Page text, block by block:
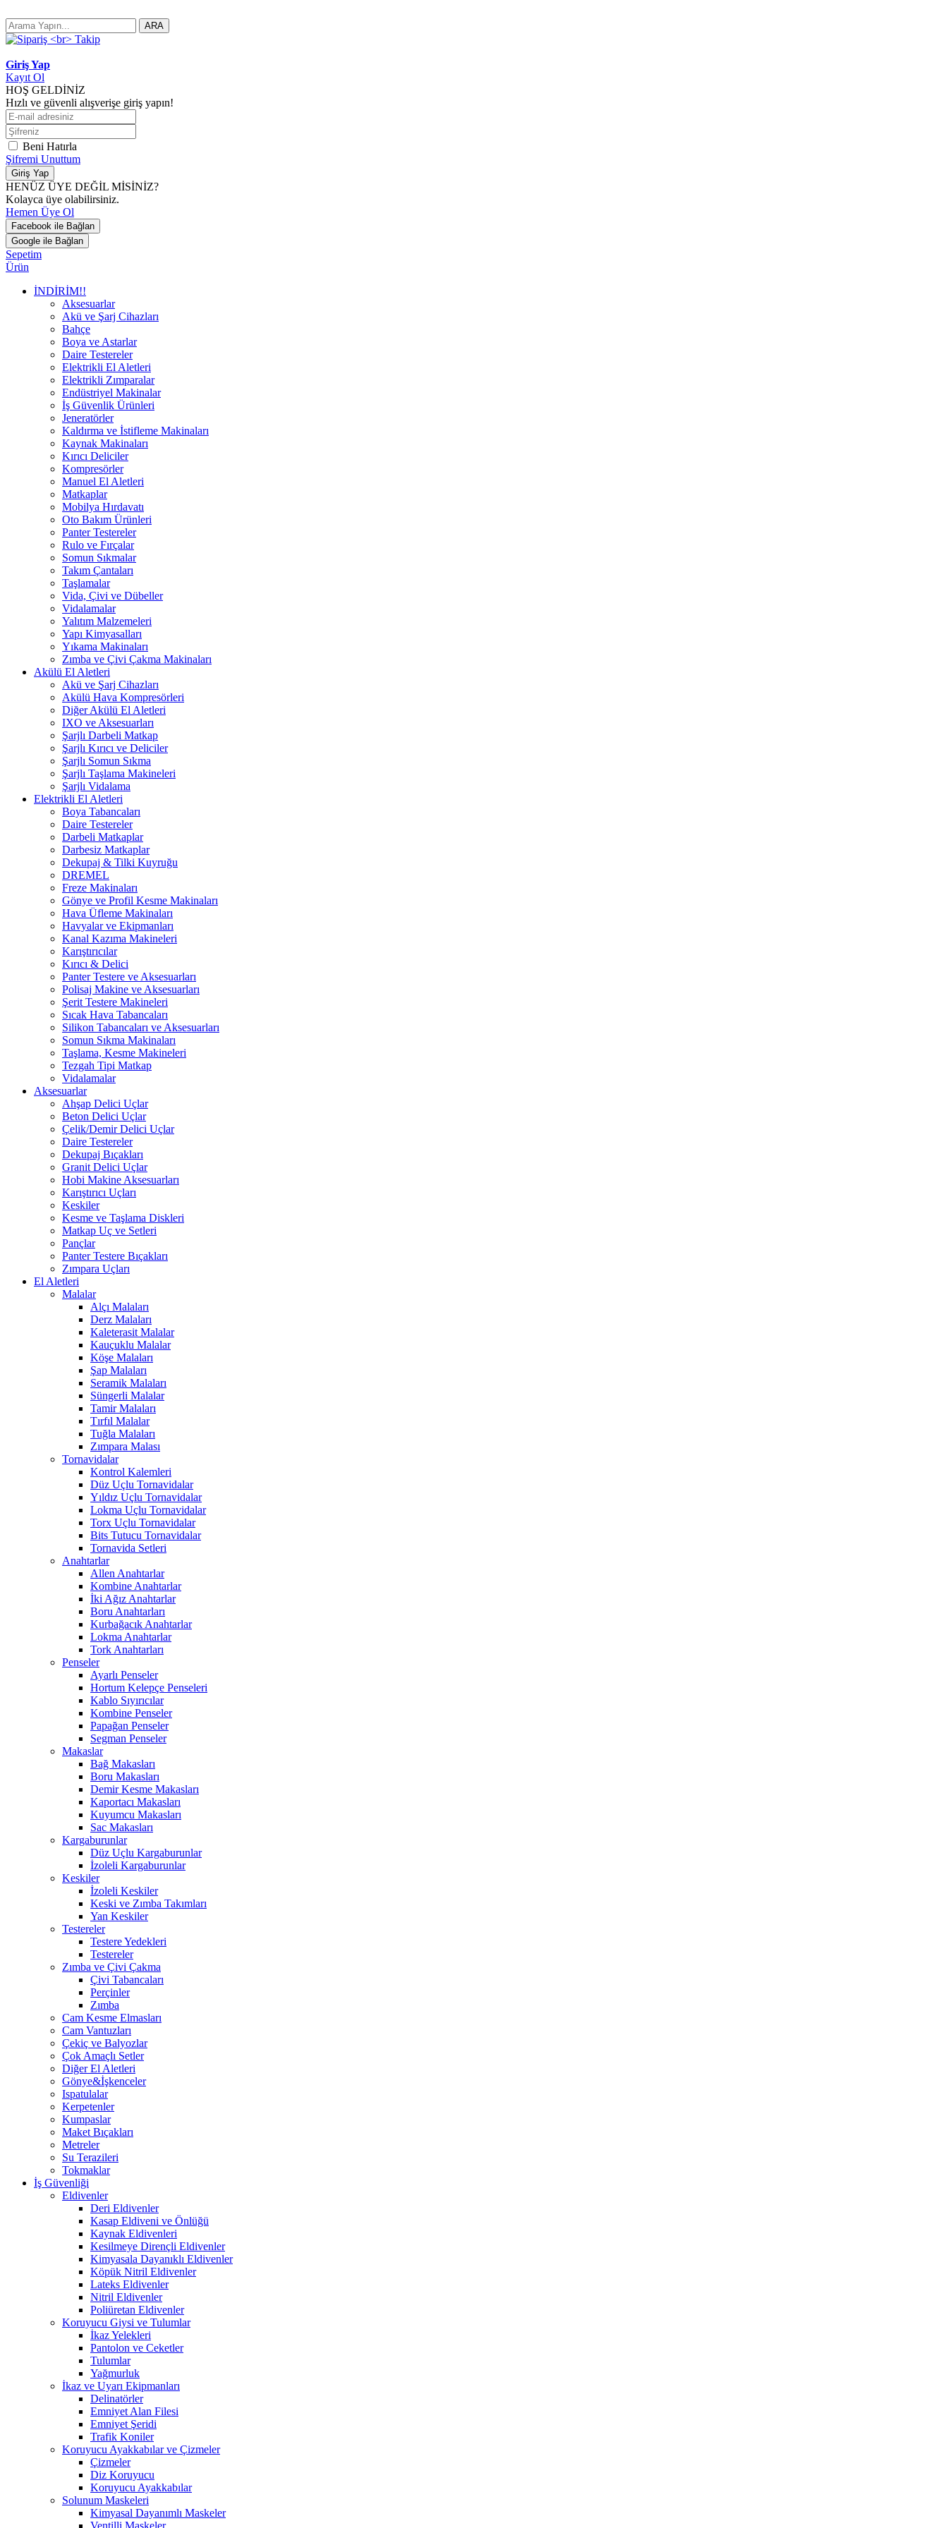
ARA
Giriş Yap
Kayıt Ol
HOŞ GELDİNİZ
Hızlı ve güvenli alışverişe giriş yapın!
Beni Hatırla
Şifremi Unuttum
Giriş Yap
HENÜZ ÜYE DEĞİL MİSİNİZ?
Kolayca üye olabilirsiniz.
Hemen Üye Ol
Facebook ile Bağlan
Google ile Bağlan
Sepetim
Ürün
İNDİRİM!!
Aksesuarlar
Akü ve Şarj Cihazları
Bahçe
Boya ve Astarlar
Daire Testereler
Elektrikli El Aletleri
Elektrikli Zımparalar
Endüstriyel Makinalar
İş Güvenlik Ürünleri
Jeneratörler
Kaldırma ve İstifleme Makinaları
Kaynak Makinaları
Kırıcı Deliciler
Kompresörler
Manuel El Aletleri
Matkaplar
Mobilya Hırdavatı
Oto Bakım Ürünleri
Panter Testereler
Rulo ve Fırçalar
Somun Sıkmalar
Takım Çantaları
Taşlamalar
Vida, Çivi ve Dübeller
Vidalamalar
Yalıtım Malzemeleri
Yapı Kimyasalları
Yıkama Makinaları
Zımba ve Çivi Çakma Makinaları
Akülü El Aletleri
Akü ve Şarj Cihazları
Akülü Hava Kompresörleri
Diğer Akülü El Aletleri
IXO ve Aksesuarları
Şarjlı Darbeli Matkap
Şarjlı Kırıcı ve Deliciler
Şarjlı Somun Sıkma
Şarjlı Taşlama Makineleri
Şarjlı Vidalama
Elektrikli El Aletleri
Boya Tabancaları
Daire Testereler
Darbeli Matkaplar
Darbesiz Matkaplar
Dekupaj & Tilki Kuyruğu
DREMEL
Freze Makinaları
Gönye ve Profil Kesme Makinaları
Hava Üfleme Makinaları
Havyalar ve Ekipmanları
Kanal Kazıma Makineleri
Karıştırıcılar
Kırıcı & Delici
Panter Testere ve Aksesuarları
Polisaj Makine ve Aksesuarları
Şerit Testere Makineleri
Sıcak Hava Tabancaları
Silikon Tabancaları ve Aksesuarları
Somun Sıkma Makinaları
Taşlama, Kesme Makineleri
Tezgah Tipi Matkap
Vidalamalar
Aksesuarlar
Ahşap Delici Uçlar
Beton Delici Uçlar
Çelik/Demir Delici Uçlar
Daire Testereler
Dekupaj Bıçakları
Granit Delici Uçlar
Hobi Makine Aksesuarları
Karıştırıcı Uçları
Keskiler
Kesme ve Taşlama Diskleri
Matkap Uç ve Setleri
Pançlar
Panter Testere Bıçakları
Zımpara Uçları
El Aletleri
Malalar
Alçı Malaları
Derz Malaları
Kaleterasit Malalar
Kauçuklu Malalar
Köşe Malaları
Şap Malaları
Seramik Malaları
Süngerli Malalar
Tamir Malaları
Tırfıl Malalar
Tuğla Malaları
Zımpara Malası
Tornavidalar
Kontrol Kalemleri
Düz Uçlu Tornavidalar
Yıldız Uçlu Tornavidalar
Lokma Uçlu Tornavidalar
Torx Uçlu Tornavidalar
Bits Tutucu Tornavidalar
Tornavida Setleri
Anahtarlar
Allen Anahtarlar
Kombine Anahtarlar
İki Ağız Anahtarlar
Boru Anahtarları
Kurbağacık Anahtarlar
Lokma Anahtarlar
Tork Anahtarları
Penseler
Ayarlı Penseler
Hortum Kelepçe Penseleri
Kablo Sıyırıcılar
Kombine Penseler
Papağan Penseler
Segman Penseler
Makaslar
Bağ Makasları
Boru Makasları
Demir Kesme Makasları
Kaportacı Makasları
Kuyumcu Makasları
Sac Makasları
Kargaburunlar
Düz Uçlu Kargaburunlar
İzoleli Kargaburunlar
Keskiler
İzoleli Keskiler
Keski ve Zımba Takımları
Yan Keskiler
Testereler
Testere Yedekleri
Testereler
Zımba ve Çivi Çakma
Çivi Tabancaları
Perçinler
Zımba
Cam Kesme Elmasları
Cam Vantuzları
Çekiç ve Balyozlar
Çok Amaçlı Setler
Diğer El Aletleri
Gönye&İşkenceler
Ispatulalar
Kerpetenler
Kumpaslar
Maket Bıçakları
Metreler
Su Terazileri
Tokmaklar
İş Güvenliği
Eldivenler
Deri Eldivenler
Kasap Eldiveni ve Önlüğü
Kaynak Eldivenleri
Kesilmeye Dirençli Eldivenler
Kimyasala Dayanıklı Eldivenler
Köpük Nitril Eldivenler
Lateks Eldivenler
Nitril Eldivenler
Poliüretan Eldivenler
Koruyucu Giysi ve Tulumlar
İkaz Yelekleri
Pantolon ve Ceketler
Tulumlar
Yağmurluk
İkaz ve Uyarı Ekipmanları
Delinatörler
Emniyet Alan Filesi
Emniyet Şeridi
Trafik Koniler
Koruyucu Ayakkabılar ve Çizmeler
Çizmeler
Diz Koruyucu
Koruyucu Ayakkabılar
Solunum Maskeleri
Kimyasal Dayanımlı Maskeler
Ventilli Maskeler